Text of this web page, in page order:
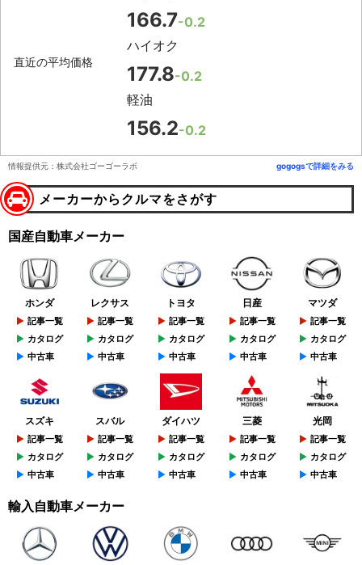
直近の平均価格
166.7-0.2
ハイオク
177.8-0.2
軽油
156.2-0.2
情報提供元：株式会社ゴーゴーラボ gogogsで詳細をみる
メーカーからクルマをさがす
国産自動車メーカー
ホンダ
記事一覧
カタログ
中古車
レクサス
記事一覧
カタログ
中古車
トヨタ
記事一覧
カタログ
中古車
日産
記事一覧
カタログ
中古車
マツダ
記事一覧
カタログ
中古車
スズキ
記事一覧
カタログ
中古車
スバル
記事一覧
カタログ
中古車
ダイハツ
記事一覧
カタログ
中古車
三菱
記事一覧
カタログ
中古車
光岡
記事一覧
カタログ
中古車
輸入自動車メーカー